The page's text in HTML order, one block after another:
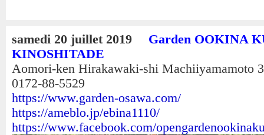
samedi 20 juillet 2019
Garden OOKINA
KINOSHITADE
Aomori-ken Hirakawaki-shi
0172-88-5529
https://www.garden-osawa.com/
https://ameblo.jp/ebina1110/
https://www.facebook.com/